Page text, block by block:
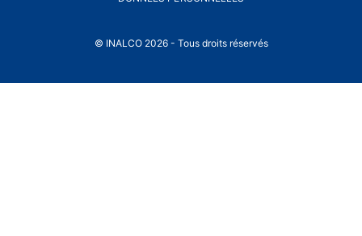
© INALCO 2026 - Tous droits réservés